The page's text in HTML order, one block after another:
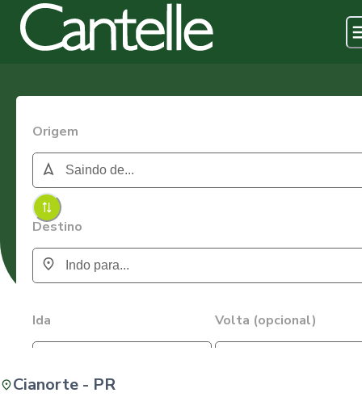
Origem
Destino
Ida Volta (opcional)
Cianorte - PR